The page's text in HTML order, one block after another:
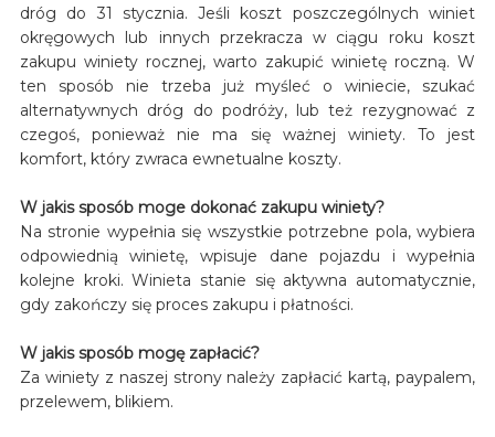
dróg do 31 stycznia. Jeśli koszt poszczególnych winiet
okręgowych lub innych przekracza w ciągu roku koszt
zakupu winiety rocznej, warto zakupić winietę roczną. W
ten sposób nie trzeba już myśleć o winiecie, szukać
alternatywnych dróg do podróży, lub też rezygnować z
czegoś, ponieważ nie ma się ważnej winiety. To jest
komfort, który zwraca ewnetualne koszty.
W jakis sposób moge dokonać zakupu winiety?
Na stronie wypełnia się wszystkie potrzebne pola, wybiera
odpowiednią winietę, wpisuje dane pojazdu i wypełnia
kolejne kroki. Winieta stanie się aktywna automatycznie,
gdy zakończy się proces zakupu i płatności.
W jakis sposób mogę zapłacić?
Za winiety z naszej strony należy zapłacić kartą, paypalem,
przelewem, blikiem.